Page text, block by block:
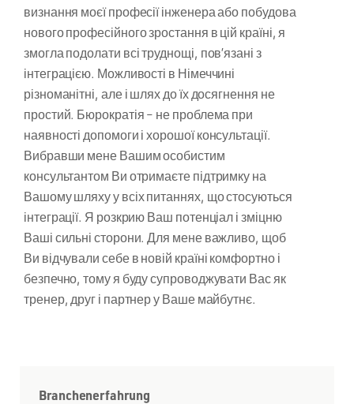
визнання моєї професії інженера або побудова
нового професійного зростання в цій країні, я
змогла подолати всі труднощі, пов’язані з
інтеграцією. Можливості в Німеччині
різноманітні, але і шлях до їх досягнення не
простий. Бюрократія – не проблема при
наявності допомоги і хорошої консультації.
Вибравши мене Вашим особистим
консультантом Ви отримаєте підтримку на
Вашому шляху у всіх питаннях, що стосуються
інтеграції. Я розкрию Ваш потенціал і зміцню
Ваші сильні сторони. Для мене важливо, щоб
Ви відчували себе в новій країні комфортно і
безпечно, тому я буду супроводжувати Вас як
тренер, друг і партнер у Ваше майбутнє.
Branchenerfahrung